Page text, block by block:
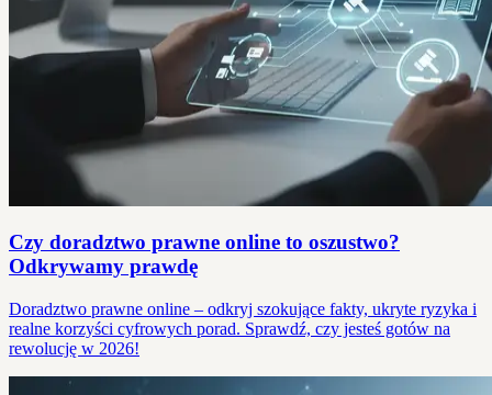
Czy doradztwo prawne online to oszustwo?
Odkrywamy prawdę
Doradztwo prawne online – odkryj szokujące fakty, ukryte ryzyka i
realne korzyści cyfrowych porad. Sprawdź, czy jesteś gotów na
rewolucję w 2026!